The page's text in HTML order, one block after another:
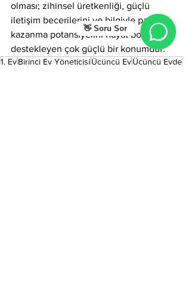
👋 Soru Sor
olması; zihinsel üretkenliği, güçlü
iletişim becerilerini ve bilgiyle para
kazanma potansiyelini hayat boyu
destekleyen çok güçlü bir konumdur.
1. EvBirinci Ev YöneticisiÜçüncü EvÜçüncü Evde